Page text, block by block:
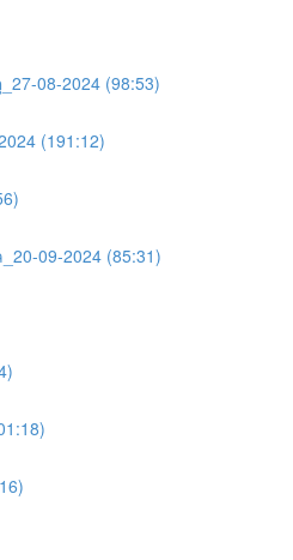
08-2024 (98:53)
(191:12)
09-2024 (85:31)